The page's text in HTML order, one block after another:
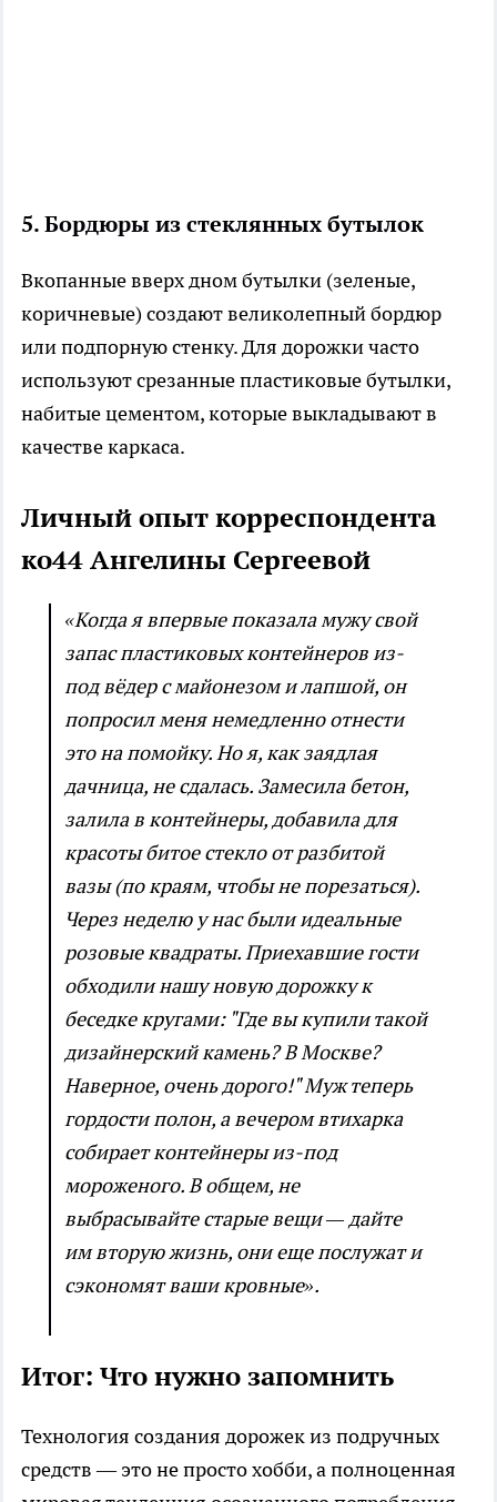
5. Бордюры из стеклянных бутылок
Вкопанные вверх дном бутылки (зеленые,
коричневые) создают великолепный бордюр
или подпорную стенку. Для дорожки часто
используют срезанные пластиковые бутылки,
набитые цементом, которые выкладывают в
качестве каркаса.
Личный опыт корреспондента
ко44 Ангелины Сергеевой
«Когда я впервые показала мужу свой
запас пластиковых контейнеров из-
под вёдер с майонезом и лапшой, он
попросил меня немедленно отнести
это на помойку. Но я, как заядлая
дачница, не сдалась. Замесила бетон,
залила в контейнеры, добавила для
красоты битое стекло от разбитой
вазы (по краям, чтобы не порезаться).
Через неделю у нас были идеальные
розовые квадраты. Приехавшие гости
обходили нашу новую дорожку к
беседке кругами: "Где вы купили такой
дизайнерский камень? В Москве?
Наверное, очень дорого!" Муж теперь
гордости полон, а вечером втихарка
собирает контейнеры из-под
мороженого. В общем, не
выбрасывайте старые вещи — дайте
им вторую жизнь, они еще послужат и
сэкономят ваши кровные».
Итог: Что нужно запомнить
Технология создания дорожек из подручных
средств — это не просто хобби, а полноценная